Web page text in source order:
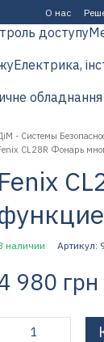
О нас
доступу
Електрика,
обладнання
- Системы
CL28R Фонарь
Fenix
наличии Артикул:
980 грн